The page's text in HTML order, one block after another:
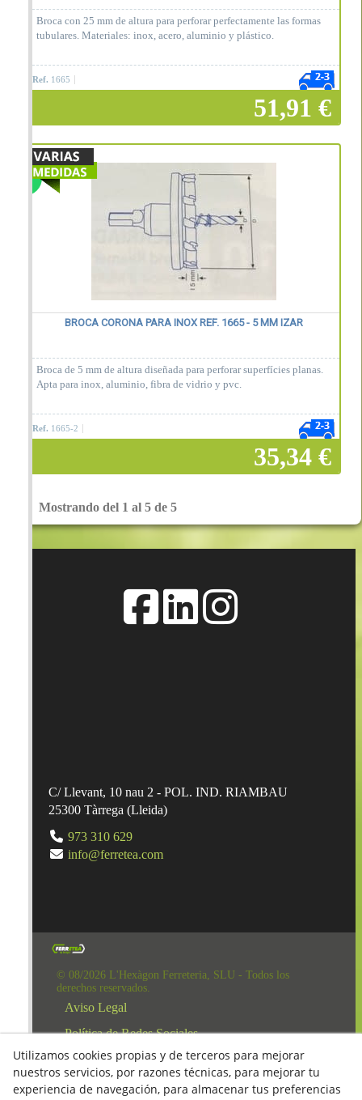
Broca con 25 mm de altura para perforar perfectamente las formas
tubulares. Materiales: inox, acero, aluminio y plástico.
Ref. 1665
51,91 €
Añadir a la cesta
BROCA CORONA PARA INOX REF. 1665 - 5 MM IZAR
Broca de 5 mm de altura diseñada para perforar superfícies planas.
Apta para inox, aluminio, fibra de vidrio y pvc.
Ref. 1665-2
35,34 €
Mostrando del 1 al 5 de 5
C/ Llevant, 10 nau 2 - POL. IND. RIAMBAU
25300 Tàrrega (Lleida)
973 310 629
info@ferretea.com
© 08/2026 L'Hexàgon Ferreteria, SLU - Todos los
derechos reservados.
Aviso Legal
Política de Redes Sociales
Clausula Mail y Factura
Condiciones de compra
Utilizamos cookies propias y de terceros para mejorar
nuestros servicios, por razones técnicas, para mejorar tu
experiencia de navegación, para almacenar tus preferencias